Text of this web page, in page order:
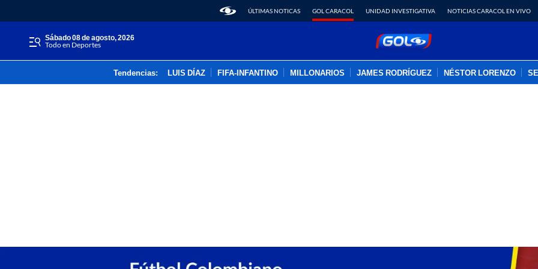
ÚLTIMAS NOTICAS GOL CARACOL UNIDAD INVESTIGATIVA NOTICIAS CARACOL EN VIVO
sábado 08 de agosto, 2026
Todo en Deportes
Tendencias: LUIS DÍAZ FIFA-INFANTINO MILLONARIOS JAMES RODRÍGUEZ NÉSTOR LORENZO